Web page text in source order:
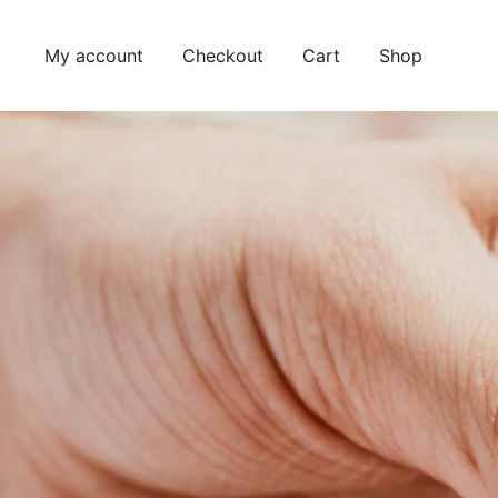
content
My account Checkout Cart Shop